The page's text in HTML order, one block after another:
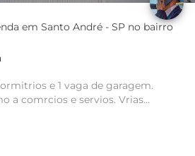
em Santo André - SP no bairro
e 1 vaga de garagem.
a comrcios e servios. Vrias